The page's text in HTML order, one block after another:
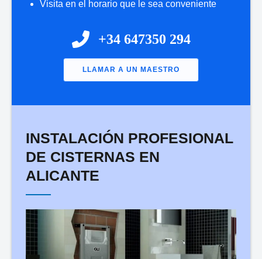
Visita en el horario que le sea conveniente
+34 647350 294
LLAMAR A UN MAESTRO
Aplicación:*
INSTALACIÓN PROFESIONAL
DE CISTERNAS EN
ALICANTE